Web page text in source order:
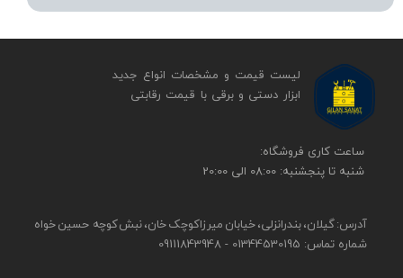
​​ساعت کاری فروشگاه:
شنبه تا پنجشنبه: 08:00 الی 20:00
آدرس: گیلان، بندرانزلی، خیابان میرزاکوچک خان، نبش کوچه حسین خواه
شماره تماس: 01344530195 - 09111843948
لیست قیمت و مشخصات انواع جدید
ابزار دستی و برقی ​​​​​​​با قیمت رقابتی